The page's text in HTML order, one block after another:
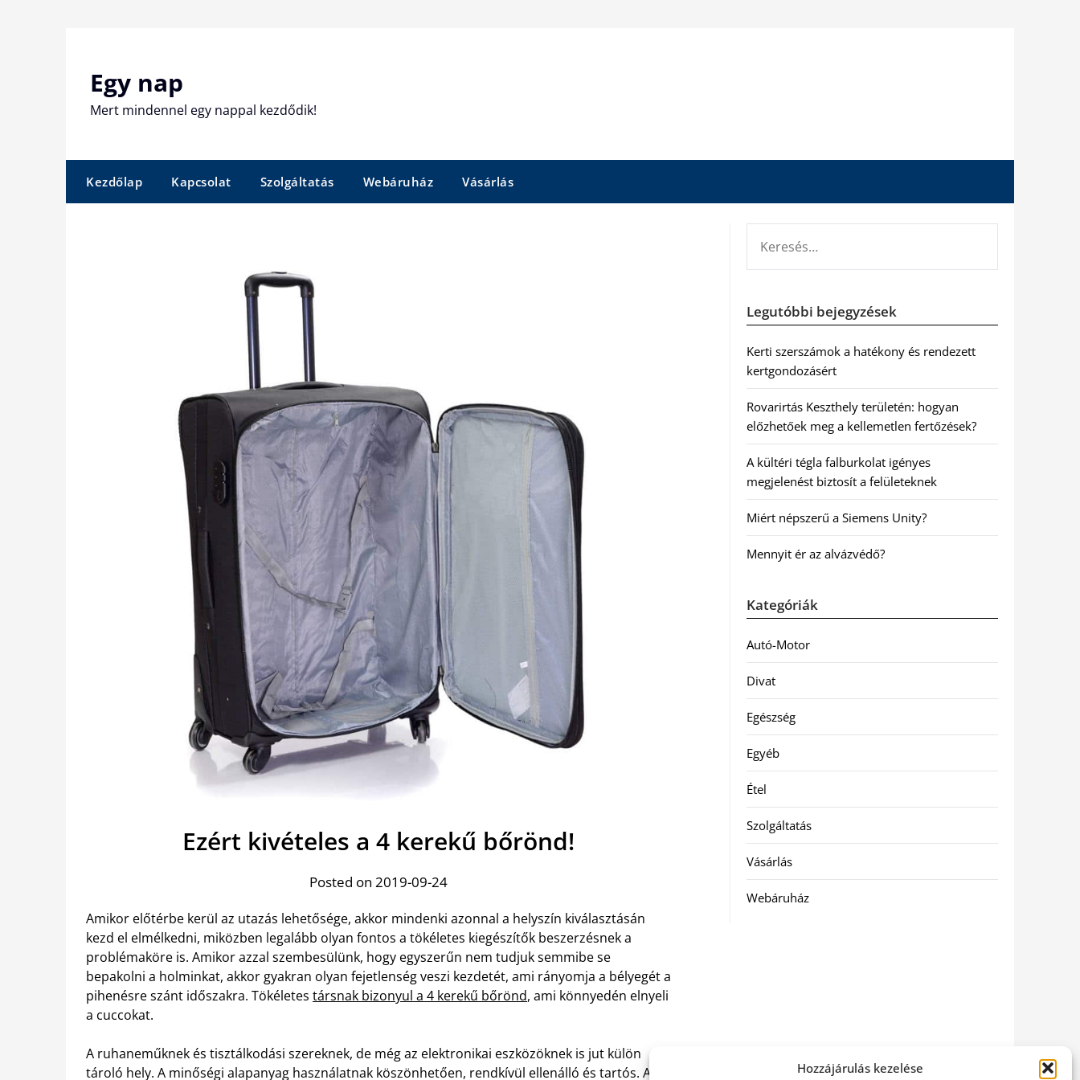
Hozzájárulás kezelése
Egy nap
Mert mindennel egy nappal kezdődik!
Kezdőlap Kapcsolat Szolgáltatás Webáruház Vásárlás
Ezért kivételes a 4 kerekű bőrönd!
Posted on 2019-09-24
Amikor előtérbe kerül az utazás lehetősége, akkor mindenki azonnal a helyszín kiválasztásán
kezd el elmélkedni, miközben legalább olyan fontos a tökéletes kiegészítők beszerzésnek a
problémaköre is. Amikor azzal szembesülünk, hogy egyszerűn nem tudjuk semmibe se
bepakolni a holminkat, akkor gyakran olyan fejetlenség veszi kezdetét, ami rányomja a bélyegét a
pihenésre szánt időszakra. Tökéletes társnak bizonyul a 4 kerekű bőrönd, ami könnyedén elnyeli
a cuccokat.
A ruhaneműknek és tisztálkodási szereknek, de még az elektronikai eszközöknek is jut külön
tároló hely. A minőségi alapanyag használatnak köszönhetően, rendkívül ellenálló és tartós. A 4
Legutóbbi bejegyzések
Kerti szerszámok a hatékony és rendezett
kertgondozásért
Rovarirtás Keszthely területén: hogyan
előzhetőek meg a kellemetlen fertőzések?
A kültéri tégla falburkolat igényes
megjelenést biztosít a felületeknek
Miért népszerű a Siemens Unity?
Mennyit ér az alvázvédő?
Kategóriák
Autó-Motor
Divat
Egészség
Egyéb
Étel
Szolgáltatás
Vásárlás
Webáruház